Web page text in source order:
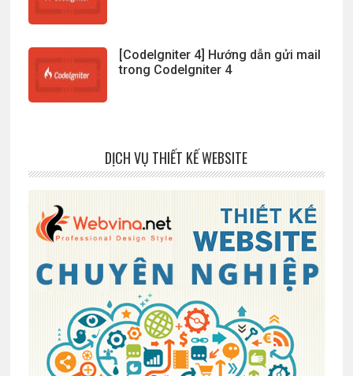
[CodeIgniter 4] Hướng dẫn gửi mail
trong CodeIgniter 4
DỊCH VỤ THIẾT KẾ WEBSITE